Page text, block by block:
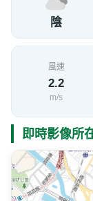
陰
風速
2.2
m/s
即時影像所